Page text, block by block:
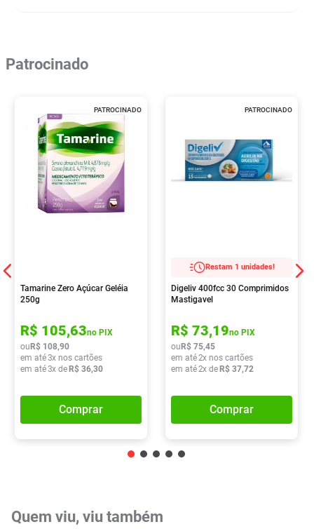
Patrocinado
PATROCINADO
Tamarine Zero Açúcar Geléia
250g
R$ 105,63no PIX
ou R$ 108,90
em até3x nos cartões
em até3x de R$ 36,30
Comprar
PATROCINADO
Restam 1 unidades!
Digeliv 400fcc 30 Comprimidos
Mastigavel
R$ 73,19no PIX
ou R$ 75,45
em até2x nos cartões
em até2x de R$ 37,72
Comprar
Quem viu, viu também